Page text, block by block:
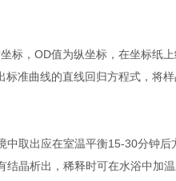
标，OD值为纵坐标，在坐标纸
标准曲线的直线回归方程式，将
中取出应在室温平衡15-30分钟
结晶析出，稀释时可在水浴中加